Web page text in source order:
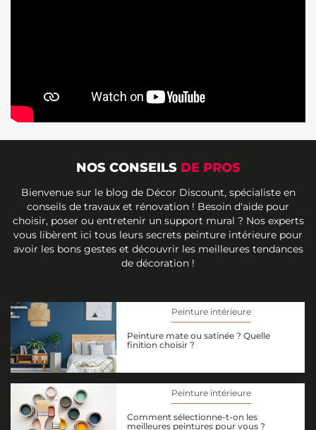
NOS CONSEILS DE PROS
Bienvenue sur le blog de Décor Discount, spécialiste en
conseils de travaux et rénovation ! Besoin d'aide pour
choisir, poser ou entretenir un support mural ? Nos experts
vous libèrent ici tous leurs secrets peinture intérieure pour
avoir les bons gestes et découvrir les meilleures tendances
de décoration !
Peinture intérieure
Peinture mate ou satinée ? Quelle
finition choisir ?
Peinture intérieure
Comment sélectionne-t-on les
meilleures peintures pour vous ?